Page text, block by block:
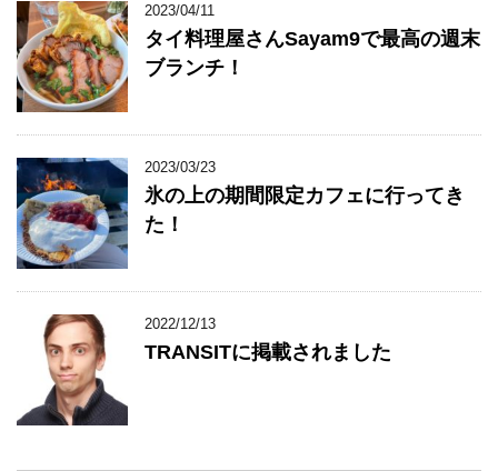
2023/04/11
タイ料理屋さんSayam9で最高の週末
ブランチ！
2023/03/23
氷の上の期間限定カフェに行ってき
た！
2022/12/13
TRANSITに掲載されました